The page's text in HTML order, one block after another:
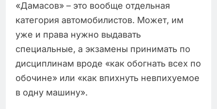
«Дамасов» – это вообще отдельная
категория автомобилистов. Может, им
уже и права нужно выдавать
специальные, а экзамены принимать по
дисциплинам вроде «как обогнать всех по
обочине» или «как впихнуть невпихуемое
в одну машину».